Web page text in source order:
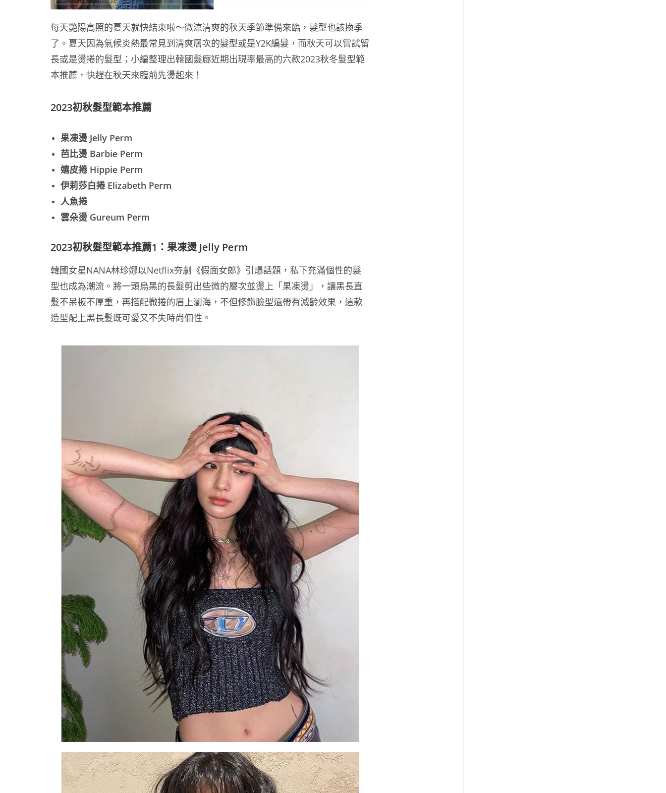
每天艷陽高照的夏天就快結束啦～微涼清爽的秋天季節準備來臨，髮型也該換季
了。夏天因為氣候炎熱最常見到清爽層次的髮型或是Y2K編髮，而秋天可以嘗試留
長或是燙捲的髮型；小編整理出韓國髮廊近期出現率最高的六款2023秋冬髮型範
本推薦，快趕在秋天來臨前先燙起來！
2023初秋髮型範本推薦
果凍燙 Jelly Perm
芭比燙 Barbie Perm
嬉皮捲 Hippie Perm
伊莉莎白捲 Elizabeth Perm
人魚捲
雲朵燙 Gureum Perm
2023初秋髮型範本推薦1：果凍燙 Jelly Perm
韓國女星NANA林珍娜以Netflix夯劇《假面女郎》引爆話題，私下充滿個性的髮
型也成為潮流。將一頭烏黑的長髮剪出些微的層次並燙上「果凍燙」，讓黑長直
髮不呆板不厚重，再搭配微捲的眉上瀏海，不但修飾臉型還帶有減齡效果，這款
造型配上黑長髮既可愛又不失時尚個性。